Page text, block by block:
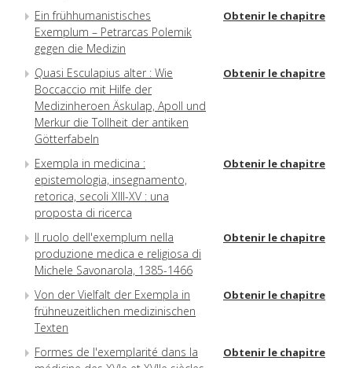
Ein frühhumanistisches
Exemplum – Petrarcas Polemik
gegen die Medizin
Obtenir le chapitre
Quasi Esculapius alter : Wie
Boccaccio mit Hilfe der
Medizinheroen Äskulap, Apoll und
Merkur die Tollheit der antiken
Götterfabeln
Obtenir le chapitre
Exempla in medicina :
epistemologia, insegnamento,
retorica, secoli XIII-XV : una
proposta di ricerca
Obtenir le chapitre
Il ruolo dell'exemplum nella
produzione medica e religiosa di
Michele Savonarola, 1385-1466
Obtenir le chapitre
Von der Vielfalt der Exempla in
frühneuzeitlichen medizinischen
Texten
Obtenir le chapitre
Formes de l'exemplarité dans la
Obtenir le chapitre